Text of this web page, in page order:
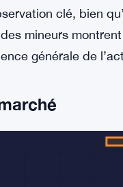
clé, bien
mineurs
générale de